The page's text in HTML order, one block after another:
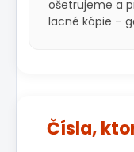
ošetrujeme a
lacné kópie –
Čísla,